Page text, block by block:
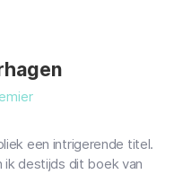
een intrigerende titel.
destijds dit boek van